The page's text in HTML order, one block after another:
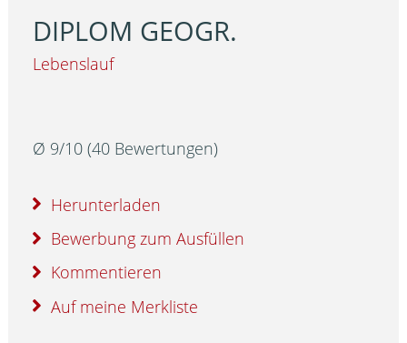
DIPLOM GEOGR.
Lebenslauf
Ø 9/10 (40 Bewertungen)
Herunterladen
Bewerbung zum Ausfüllen
Kommentieren
Auf meine Merkliste